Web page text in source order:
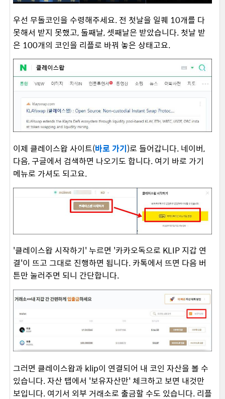
우선 무돌코인을 수령해주세요. 전 첫날을 일퀘 10개를 다
못해서 받지 못했고, 둘째날, 셋째날은 받았습니다. 첫날 받
은 100개의 코인을 리플로 바꿔 놓은 상태고요.
이제 클레이스왑 사이트(바로 가기)로 들어갑니다. 네이버,
다음, 구글에서 검색하면 나오기도 합니다. 여기 바로 가기
메뉴로 가셔도 되고요.
'클레이스왑 시작하기' 누르면 '카카오독으로 KLIP 지갑 연
결'이 뜨고 그대로 진행하면 됩니다. 카톡에서 뜨면 다음 버
튼만 눌러주면 되니 간단합니다.
그러면 클레이스왑과 klip이 연결되어 내 코인 자산을 볼 수
있습니다. 자산 탭에서 '보유자산만' 체크하고 보면 내것만
보입니다. 여기서 외부 거래소로 출금할 수도 있습니다. 리플